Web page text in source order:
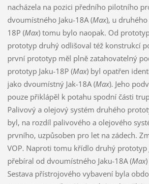
nacházela na pozici předního pilotního
dvoumístného Jaku-18A (Max), u
18P (Max) tomu bylo naopak. Od
prototyp druhý odlišoval též konstrukcí
první prototyp měl plně zatahovatelný
prototyp Jaku-18P (Max) byl opatřen
jako dvoumístný Jak-18A (Max). Jeho
pouze přiklápěl k potahu spodní části
Palivový a olejový systém druhého
byl, na rozdíl palivového a olejového
prvního, uzpůsoben pro let na zádech.
VOP. Naproti tomu křídlo druhý prototyp
přebíral od dvoumístného Jaku-18A (Max
Sestava přístrojového vybavení byla